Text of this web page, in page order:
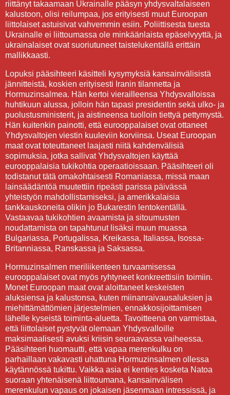
riittänyt takaamaan Ukrainalle pääsyn yhdysvaltalaiseen
kalustoon, olisi reilumpaa, jos erityisesti muut Euroopan
liittolaiset astuisivat vahvemmin esiin. Poliittisesta tuesta
Ukrainalle ei liittoumassa ole minkäänlaista epäselvyyttä, ja
ukrainalaiset ovat suoriutuneet taistelukentällä erittäin
mallikkaasti.
Lopuksi pääsihteeri käsitteli kysymyksiä kansainvälisistä
jännitteistä, koskien erityisesti Iranin tilannetta ja
Hormuzinsalmea. Hän kertoi vierailleensa Yhdysvalloissa
huhtikuun alussa, jolloin hän tapasi presidentin sekä ulko- ja
puolustusministerit, ja aistineensa tuolloin tiettyä pettymystä.
Hän kuitenkin painotti, että eurooppalaiset ovat ottaneet
Yhdysvaltojen viestin kuuleviin korviinsa. Useat Euroopan
maat ovat toteuttaneet laajasti niitä kahdenvälisiä
sopimuksia, jotka sallivat Yhdysvaltojen käyttää
eurooppalaisia tukikohtia operaatioissaan. Pääsihteeri oli
todistanut tätä omakohtaisesti Romaniassa, missä maan
lainsäädäntöä muutettiin ripeästi parissa päivässä
yhteistyön mahdollistamiseksi, ja amerikkalaisia
tankkauskoneita olikin jo Bukarestin lentokentällä.
Vastaavaa tukikohtien avaamista ja sitoumusten
noudattamista on tapahtunut lisäksi muun muassa
Bulgariassa, Portugalissa, Kreikassa, Italiassa, Isossa-
Britanniassa, Ranskassa ja Saksassa.
Hormuzinsalmen meriliikenteen turvaamisessa
eurooppalaiset ovat myös ryhtyneet konkreettisiin toimiin.
Monet Euroopan maat ovat aloittaneet keskeisten
aluksiensa ja kalustonsa, kuten miinanraivausaluksien ja
miehittämättömien järjestelmien, ennakkosijoittamisen
lähelle kyseistä toiminta-aluetta. Tavoitteena on varmistaa,
että liittolaiset pystyvät olemaan Yhdysvalloille
maksimaalisesti avuksi kriisin seuraavassa vaiheessa.
Pääsihteeri huomautti, että vapaa merenkulku on
parhaillaan vakavasti uhattuna Hormuzinsalmen ollessa
käytännössä tukittu. Vaikka asia ei kenties kosketa Natoa
suoraan yhtenäisenä liittoumana, kansainvälisen
merenkulun vapaus on jokaisen jäsenmaan intressissä, ja